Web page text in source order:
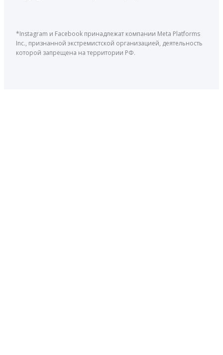
*Instagram и Facebook принадлежат компании Meta Platforms
Inc., признанной экстремистской организацией, деятельность
которой запрещена на территории РФ.